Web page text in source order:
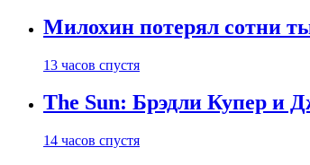
Милохин потерял сотни
13 часов спустя
The Sun: Брэдли Купер и
14 часов спустя